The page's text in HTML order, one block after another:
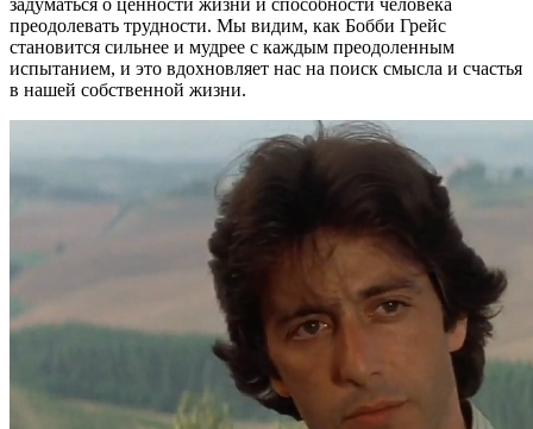
задуматься о ценности жизни и способности человека
преодолевать трудности. Мы видим, как Бобби Грейс
становится сильнее и мудрее с каждым преодоленным
испытанием, и это вдохновляет нас на поиск смысла и счастья
в нашей собственной жизни.